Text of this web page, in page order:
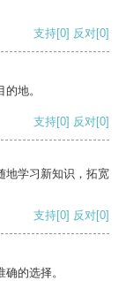
支持[0] 反对[0]
地。
支持[0] 反对[0]
地学习新知识，拓宽
支持[0] 反对[0]
的选择。